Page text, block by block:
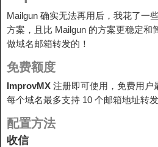
Mailgun 确实无法再用后，我花了一
方案，且比 Mailgun 的方案更稳定
做域名邮箱转发的！
免费额度
ImprovMX 注册即可使用，免费用户
每个域名最多支持 10 个邮箱地址转
配置方法
收信